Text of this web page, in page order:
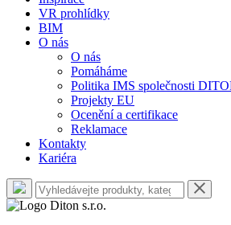
VR prohlídky
BIM
O nás
O nás
Pomáháme
Politika IMS společnosti
Projekty EU
Ocenění a certifikace
Reklamace
Kontakty
Kariéra